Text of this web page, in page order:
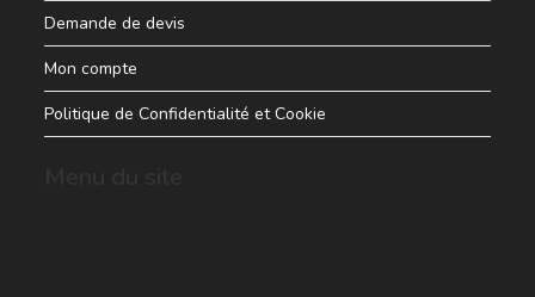
Demande de devis
Mon compte
Politique de Confidentialité et Cookie